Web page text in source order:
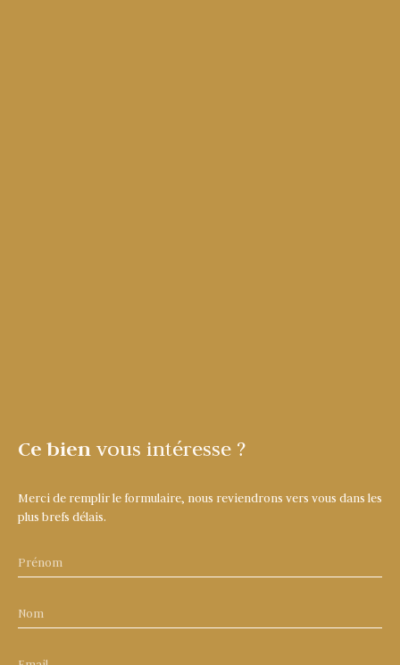
Ce bien vous intéresse ?
Merci de remplir le formulaire, nous reviendrons vers vous dans les
plus brefs délais.
Prénom
Nom